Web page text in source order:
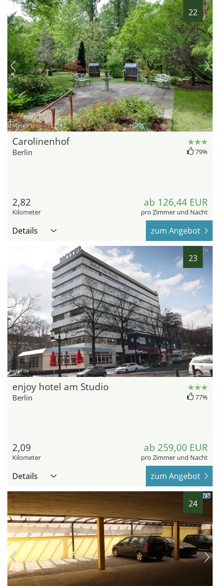
22
hotel.de
Carolinenhof
Berlin 79%
2,82
Kilometer
ab 126,44 EUR
pro Zimmer und Nacht
Details zum Angebot
23
hotel.de
enjoy hotel am Studio
Berlin 77%
2,09
Kilometer
ab 259,00 EUR
pro Zimmer und Nacht
Details zum Angebot
24